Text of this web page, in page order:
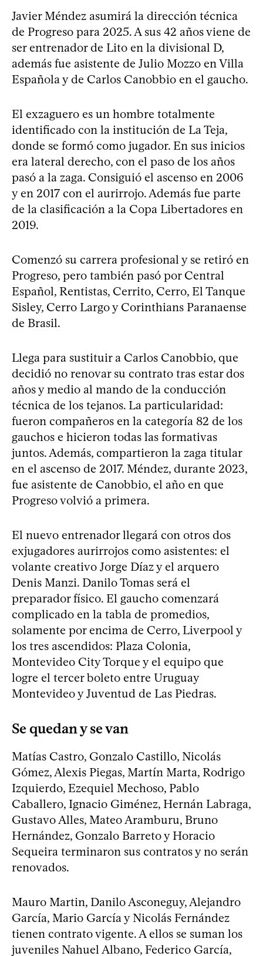
Javier Méndez asumirá la dirección técnica
de Progreso para 2025. A sus 42 años viene de
ser entrenador de Lito en la divisional D,
además fue asistente de Julio Mozzo en Villa
Española y de Carlos Canobbio en el gaucho.
El exzaguero es un hombre totalmente
identificado con la institución de La Teja,
donde se formó como jugador. En sus inicios
era lateral derecho, con el paso de los años
pasó a la zaga. Consiguió el ascenso en 2006
y en 2017 con el aurirrojo. Además fue parte
de la clasificación a la Copa Libertadores en
2019.
Comenzó su carrera profesional y se retiró en
Progreso, pero también pasó por Central
Español, Rentistas, Cerrito, Cerro, El Tanque
Sisley, Cerro Largo y Corinthians Paranaense
de Brasil.
Llega para sustituir a Carlos Canobbio, que
decidió no renovar su contrato tras estar dos
años y medio al mando de la conducción
técnica de los tejanos. La particularidad:
fueron compañeros en la categoría 82 de los
gauchos e hicieron todas las formativas
juntos. Además, compartieron la zaga titular
en el ascenso de 2017. Méndez, durante 2023,
fue asistente de Canobbio, el año en que
Progreso volvió a primera.
El nuevo entrenador llegará con otros dos
exjugadores aurirrojos como asistentes: el
volante creativo Jorge Díaz y el arquero
Denis Manzi. Danilo Tomas será el
preparador físico. El gaucho comenzará
complicado en la tabla de promedios,
solamente por encima de Cerro, Liverpool y
los tres ascendidos: Plaza Colonia,
Montevideo City Torque y el equipo que
logre el tercer boleto entre Uruguay
Montevideo y Juventud de Las Piedras.
Se quedan y se van
Matías Castro, Gonzalo Castillo, Nicolás
Gómez, Alexis Piegas, Martín Marta, Rodrigo
Izquierdo, Ezequiel Mechoso, Pablo
Caballero, Ignacio Giménez, Hernán Labraga,
Gustavo Alles, Mateo Aramburu, Bruno
Hernández, Gonzalo Barreto y Horacio
Sequeira terminaron sus contratos y no serán
renovados.
Mauro Martin, Danilo Asconeguy, Alejandro
García, Mario García y Nicolás Fernández
tienen contrato vigente. A ellos se suman los
juveniles Nahuel Albano, Federico García,